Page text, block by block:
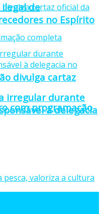
divulga cartaz
com programação
ilegal de
no Espírito
irregular durante
à delegacia